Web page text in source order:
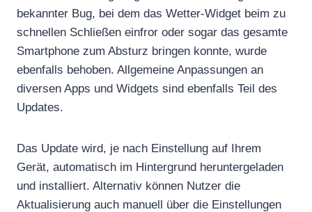
bekannter Bug, bei dem das Wetter-Widget beim zu
schnellen Schließen einfror oder sogar das gesamte
Smartphone zum Absturz bringen konnte, wurde
ebenfalls behoben. Allgemeine Anpassungen an
diversen Apps und Widgets sind ebenfalls Teil des
Updates.
Das Update wird, je nach Einstellung auf Ihrem
Gerät, automatisch im Hintergrund heruntergeladen
und installiert. Alternativ können Nutzer die
Aktualisierung auch manuell über die Einstellungen